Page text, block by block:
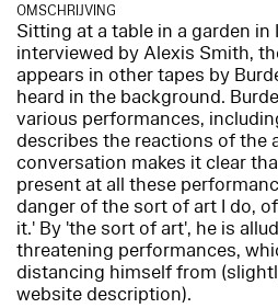
OMSCHRIJVING
Sitting at a table in a garden
interviewed by Alexis Smith,
appears in other tapes by
heard in the background.
various performances,
describes the reactions of the
conversation makes it clear
present at all these
danger of the sort of art I do,
it.' By 'the sort of art', he is
threatening performances,
distancing himself from
website description).